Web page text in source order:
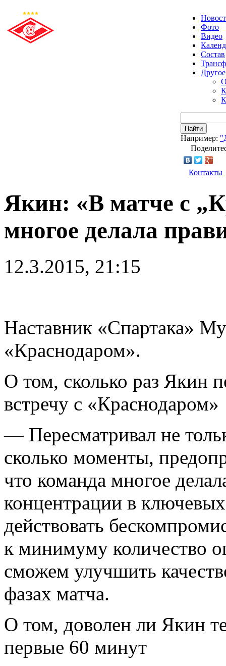
Фото
Видео
Состав
Другое
Найти
Например:
Контакты
Якин: «В матче с
многое делала
12.3.2015, 21:15
Наставник «Спартака»
«Краснодаром».
О том, сколько раз Якин
встречу с «Краснодаром»
— Пересматривал не
сколько моменты,
что команда многое
концентрации в
действовать
к минимуму количество
сможем улучшить
фазах матча.
О том, доволен ли Якин
первые 60 минут